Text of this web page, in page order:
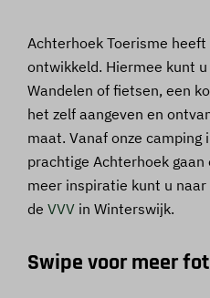
Achterhoek Toerisme
ontwikkeld. Hiermee kunt
Wandelen of fietsen, een
het zelf aangeven en
maat. Vanaf onze camping
prachtige Achterhoek gaan
meer inspiratie kunt u
deVVV in Winterswijk.
Swipe voor meer